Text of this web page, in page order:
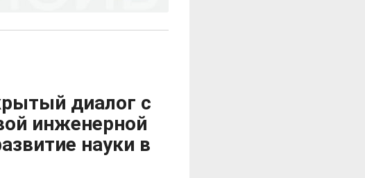
диалог с
инженерной
науки в